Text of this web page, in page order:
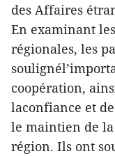
des Affaires
En examinant
régionales, les
coopération,
laconfiance et
le maintien de
région. Ils ont